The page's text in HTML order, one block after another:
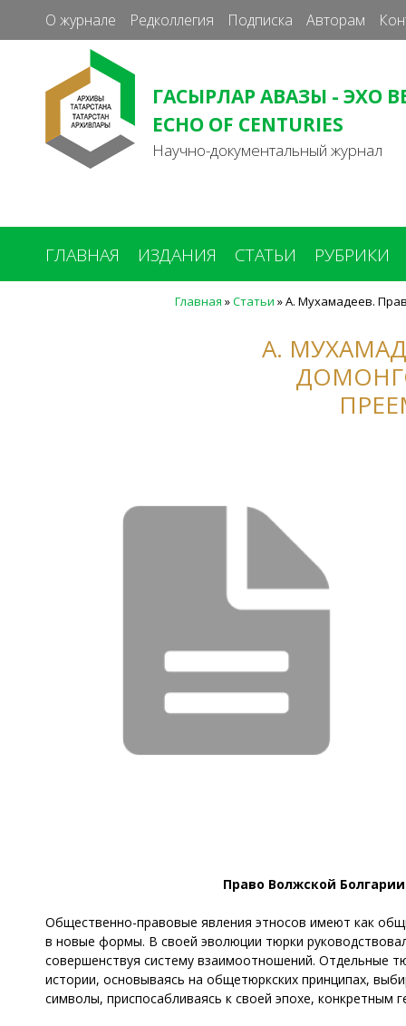
О журнале Редколлегия Подписка Авторам
ГАСЫРЛАР АВАЗЫ - ЭХО
ECHO OF CENTURIES
Научно-документальный журнал
ГЛАВНАЯ ИЗДАНИЯ СТАТЬИ РУБРИКИ
Главная »Статьи »А. Мухамадеев.
А.
Право Волжской
Общественно-правовые явления этносов имеют как
в новые формы. В своей эволюции тюрки
совершенствуя систему взаимоотношений. Отдельные
истории, основываясь на общетюркских принципах,
символы, приспосабливаясь к своей эпохе, конкретным